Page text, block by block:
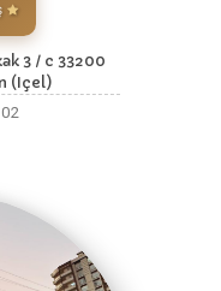
3 / c 33200
(Içel)